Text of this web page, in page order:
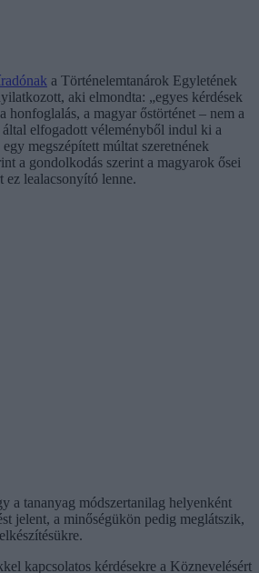
a Történelemtanárok Egyletének
aki elmondta: „egyes kérdések
honfoglalás, a magyar őstörténet – nem a
elfogadott véleményből indul ki a
megszépített múltat szeretnének
a gondolkodás szerint a magyarok ősei
ez lealacsonyító lenne.
a tananyag módszertanilag helyenként
jelent, a minőségükön pedig meglátszik,
kapcsolatos kérdésekre a Köznevelésért